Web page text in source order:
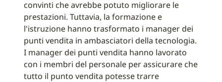
convinti che avrebbe potuto migliorare le
prestazioni. Tuttavia, la formazione e
l'istruzione hanno trasformato i manager dei
punti vendita in ambasciatori della tecnologia.
I manager dei punti vendita hanno lavorato
con i membri del personale per assicurare che
tutto il punto vendita potesse trarre